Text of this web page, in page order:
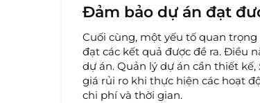
Đảm bảo dự án đạt
Cuối cùng, một yếu tố quan
đạt các kết quả được đề ra. Điều
dự án. Quản lý dự án cần thiết
giá rủi ro khi thực hiện các hoạt
chi phí và thời gian.